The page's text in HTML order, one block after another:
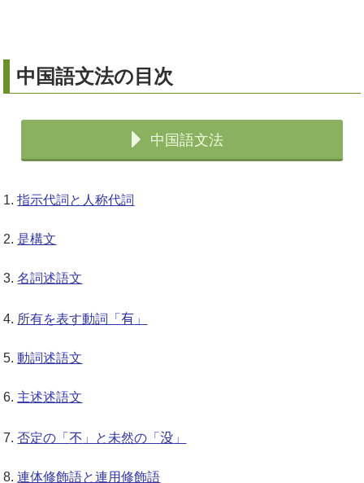
中国語文法の目次
中国語文法
指示代詞と人称代詞
是構文
名詞述語文
所有を表す動詞「有 」
動詞述語文
主述述語文
否定の「 不 」と未然の「 没 」
連体修飾語と連用修飾語